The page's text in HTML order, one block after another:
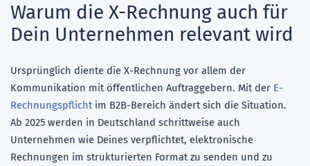
Warum die X-Rechnung auch für
Dein Unternehmen relevant wird
Ursprünglich diente die X-Rechnung vor allem der
Kommunikation mit öffentlichen Auftraggebern. Mit der E-
Rechnungspflicht im B2B-Bereich ändert sich die Situation.
Ab 2025 werden in Deutschland schrittweise auch
Unternehmen wie Deines verpflichtet, elektronische
Rechnungen im strukturierten Format zu senden und zu